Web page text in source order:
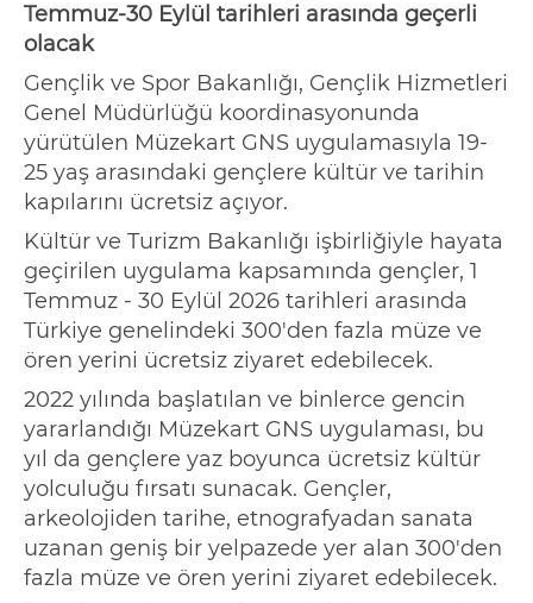
Temmuz-30 Eylül tarihleri arasında geçerli
olacak
Gençlik ve Spor Bakanlığı, Gençlik Hizmetleri
Genel Müdürlüğü koordinasyonunda
yürütülen Müzekart GNS uygulamasıyla 19-
25 yaş arasındaki gençlere kültür ve tarihin
kapılarını ücretsiz açıyor.
Kültür ve Turizm Bakanlığı işbirliğiyle hayata
geçirilen uygulama kapsamında gençler, 1
Temmuz - 30 Eylül 2026 tarihleri arasında
Türkiye genelindeki 300'den fazla müze ve
ören yerini ücretsiz ziyaret edebilecek.
2022 yılında başlatılan ve binlerce gencin
yararlandığı Müzekart GNS uygulaması, bu
yıl da gençlere yaz boyunca ücretsiz kültür
yolculuğu fırsatı sunacak. Gençler,
arkeolojiden tarihe, etnografyadan sanata
uzanan geniş bir yelpazede yer alan 300'den
fazla müze ve ören yerini ziyaret edebilecek.